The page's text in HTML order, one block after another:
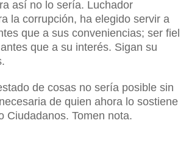
así no lo sería. Luchador
la corrupción, ha elegido servir a
que a sus conveniencias; ser fiel
que a su interés. Sigan su
de cosas no sería posible sin
de quien ahora lo sostiene
Ciudadanos. Tomen nota.